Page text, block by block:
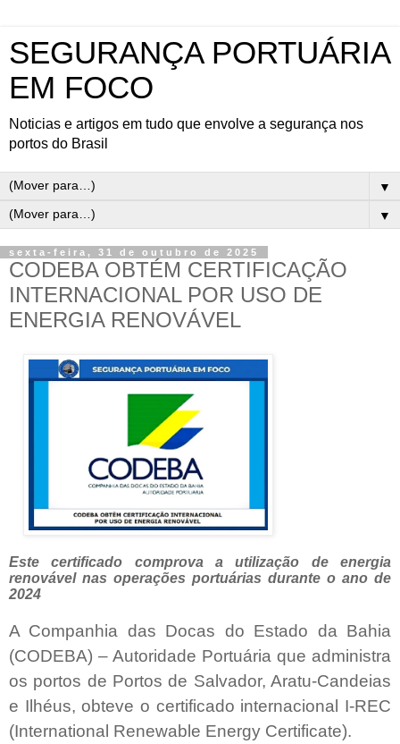
SEGURANÇA PORTUÁRIA
EM FOCO
Noticias e artigos em tudo que envolve a segurança nos
portos do Brasil
▼
▼
sexta-feira, 31 de outubro de 2025
CODEBA OBTÉM CERTIFICAÇÃO
INTERNACIONAL POR USO DE
ENERGIA RENOVÁVEL
Este certificado comprova a utilização de energia
renovável nas operações portuárias durante o ano de
2024
A Companhia das Docas do Estado da Bahia
(CODEBA) – Autoridade Portuária que administra
os portos de Portos de Salvador, Aratu-Candeias
e Ilhéus, obteve o certificado internacional I-REC
(International Renewable Energy Certificate).